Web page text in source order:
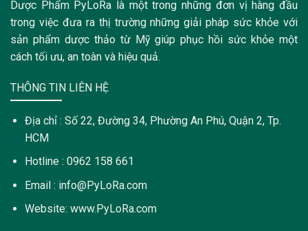
Dược Phẩm PyLoRa là một trong những đơn vị hàng đầu
trong việc đưa ra thị trường những giải pháp sức khỏe với
sản phẩm dược thảo từ Mỹ giúp phục hồi sức khỏe một
cách tối ưu, an toàn và hiệu quả.
THÔNG TIN LIÊN HỆ
Địa chỉ : Số 22, Đường 34, Phường An Phú, Quận 2, Tp.
HCM
Hotline : 0962 158 661
Email : info@PyLoRa.com
Website: www.PyLoRa.com